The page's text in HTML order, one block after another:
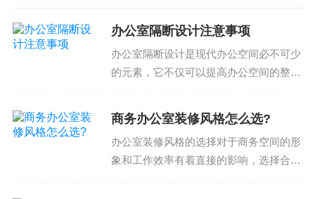
进度表和验收时间。同时，也要考虑团队的通信能
力和沟通频率，确保您能够及时了解项目的进展和
过这些提示和建议，您可以更好地选择一个合适的
装修施工团队，获得高质量的服务和满意的结果。
最后，如果您还有一些疑问或问题，欢迎咨询我
办公室隔断设计注意事项
办公室隔断设计是现代办公空间必不可少
的元素，它不仅可以提高办公空间的整体
间尺寸、人员流动、功能需求等。以下是
办公室隔断设计的注意事...
商务办公室装修风格怎么选?
办公室装修风格的选择对于商务空间的形
象和工作效率有着直接的影响，选择合适